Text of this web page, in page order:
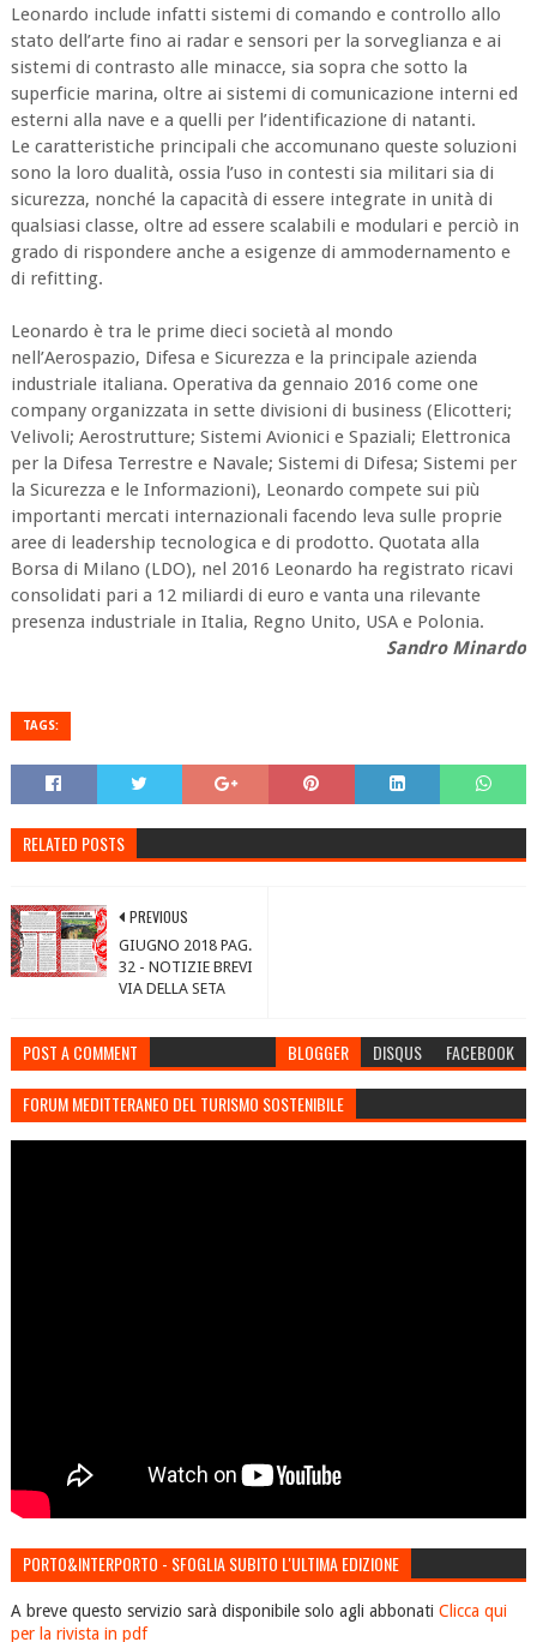
Leonardo include infatti sistemi di comando e controllo allo
stato dell’arte fino ai radar e sensori per la sorveglianza e ai
sistemi di contrasto alle minacce, sia sopra che sotto la
superficie marina, oltre ai sistemi di comunicazione interni ed
esterni alla nave e a quelli per l’identificazione di natanti.
Le caratteristiche principali che accomunano queste soluzioni
sono la loro dualità, ossia l’uso in contesti sia militari sia di
sicurezza, nonché la capacità di essere integrate in unità di
qualsiasi classe, oltre ad essere scalabili e modulari e perciò in
grado di rispondere anche a esigenze di ammodernamento e
di refitting.
Leonardo è tra le prime dieci società al mondo
nell’Aerospazio, Difesa e Sicurezza e la principale azienda
industriale italiana. Operativa da gennaio 2016 come one
company organizzata in sette divisioni di business (Elicotteri;
Velivoli; Aerostrutture; Sistemi Avionici e Spaziali; Elettronica
per la Difesa Terrestre e Navale; Sistemi di Difesa; Sistemi per
la Sicurezza e le Informazioni), Leonardo compete sui più
importanti mercati internazionali facendo leva sulle proprie
aree di leadership tecnologica e di prodotto. Quotata alla
Borsa di Milano (LDO), nel 2016 Leonardo ha registrato ricavi
consolidati pari a 12 miliardi di euro e vanta una rilevante
presenza industriale in Italia, Regno Unito, USA e Polonia.
Sandro Minardo
TAGS:
RELATED POSTS
PREVIOUS
GIUGNO 2018 PAG.
32 - NOTIZIE BREVI
VIA DELLA SETA
POST A COMMENT BLOGGER DISQUS FACEBOOK
FORUM MEDITTERANEO DEL TURISMO SOSTENIBILE
PORTO&INTERPORTO - SFOGLIA SUBITO L'ULTIMA EDIZIONE
A breve questo servizio sarà disponibile solo agli abbonati Clicca qui
per la rivista in pdf